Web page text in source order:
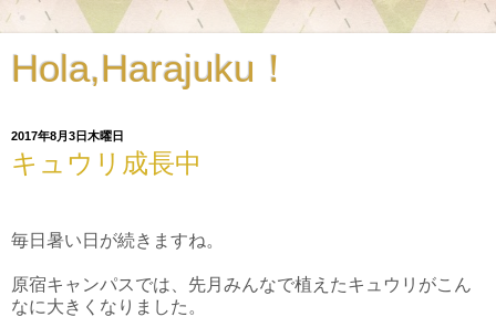
Hola,Harajuku！
2017年8月3日木曜日
キュウリ成長中
毎日暑い日が続きますね。
原宿キャンパスでは、先月みんなで植えたキュウリがこん
なに大きくなりました。